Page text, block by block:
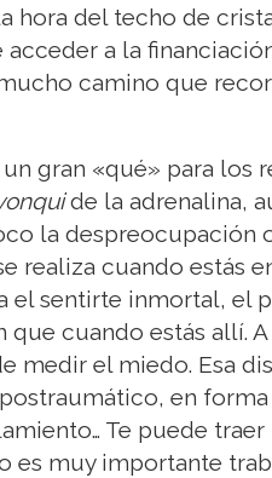
hora del techo de
acceder a la
camino que
gran «qué» para los
de la adrenalina,
la despreocupación
realiza cuando estás
el sentirte inmortal, el
que cuando estás allí.
medir el miedo. Esa
en
Te puede
es muy importante